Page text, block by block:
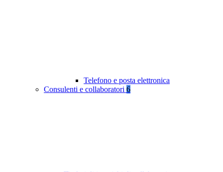
Telefono e posta elettronica
Consulenti e collaboratori 6